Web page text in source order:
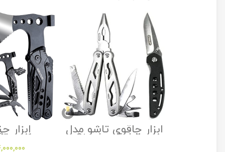
ابزار چاقوی تاشو مدل
Stanley Folding
ابزار
Multitool